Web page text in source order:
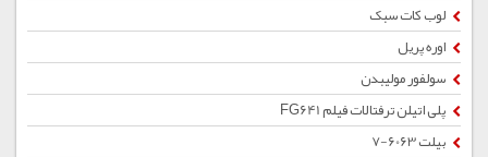
لوب کات سبک
اوره پریل
سولفور مولیبدن
پلی اتیلن ترفتالات فیلم FG641
بیلت 6063-7